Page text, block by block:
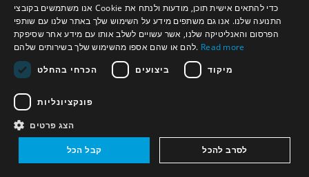
נשק כימי, אמנת הנשק הכימי (CWC) והארגון
למניעת תפוצת נשק כימי (OPCW)
(
1
)
נשק כימי, אמנת הנשק הכימי (CWC) והארגון
למניעת תפוצת נשק כימי (OPCW)
(
1
)
ENGLISH
ARABIC
אנו משתמשים בקובצי Cookie כדי להתאים אישית תוכן, מודעות ולנתח את
התנועה שלנו. אנו גם משתפים מידע על השימוש שלך באתר שלנו עם שותפי
הפרסום והאנליטיקה שלנו, אשר עשויים לשלב אותו עם מידע אחר שסיפקת
להם או שהם אספו מהשימוש שלך בשירותים שלהם. Read more
הכרחי בהחלט
ביצועים מיקוד
פונקציונליות
הצג פרטים
קבל הכל לסרב להכל